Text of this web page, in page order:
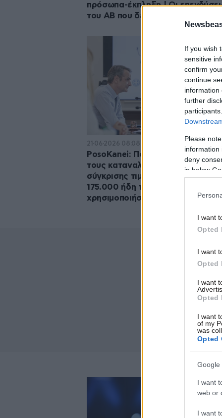
If you wish
sensitive
confirm
continue
information
further
Please
information
deny
in below
I want
Opted
I want
Opted
I want
Opted
I want
of my
was
Opted
Google
I want
web or
I want
πρόσωπα-έκπληξη | Οι
του ΑΒ που δεν βγήκαν
21·06·2026 08:08
PosoKanei: Πόσο μπορεί να
τους καταναλωτές η νέα
σύγκρισης τιμών –
175.000 ήδη την έχουν
χρησιμοποιήσει